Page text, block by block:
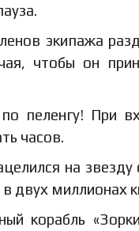
экипажа
чтобы он
пеленгу! При
часов.
на
двух миллионах
корабль